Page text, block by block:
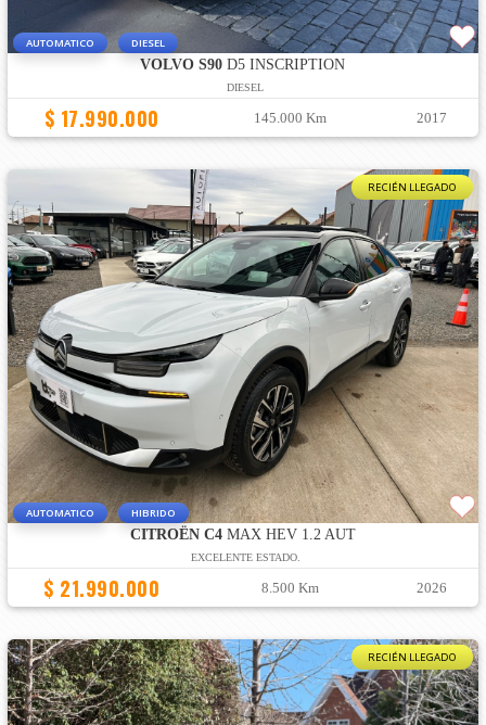
AUTOMATICO DIESEL
VOLVO S90 D5 INSCRIPTION
DIESEL
$ 17.990.000 145.000 Km 2017
RECIÉN LLEGADO
AUTOMATICO HIBRIDO
CITROËN C4MAX HEV 1.2 AUT
EXCELENTE ESTADO.
$ 21.990.000 8.500 Km 2026
RECIÉN LLEGADO